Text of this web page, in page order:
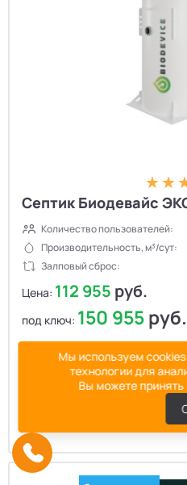
Септик Биодевайс
Количество пользователей:
Производительность, м³/сут:
Залповый сброс:
Цена: 112 955 руб.
под ключ: 150 955руб.
Купить
Мы используем
технологии для
Вы можете принять